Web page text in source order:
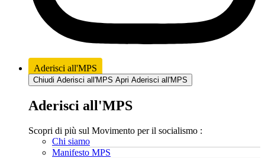
Aderisci all'MPS
Chiudi Aderisci all'MPS Apri Aderisci all'MPS
Aderisci all'MPS
Scopri di più sul Movimento per il socialismo :
Chi siamo
Manifesto MPS